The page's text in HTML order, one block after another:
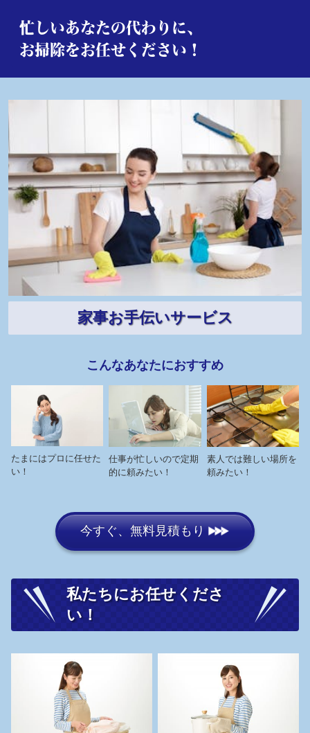
忙しいあなたの代わりに、
お掃除をお任せください！
家事お手伝いサービス
こんなあなたにおすすめ
たまにはプロに任せた
い！
仕事が忙しいので定期
的に頼みたい！
素人では難しい場所を
頼みたい！
今すぐ、無料見積もり
私たちにお任せくださ
い！